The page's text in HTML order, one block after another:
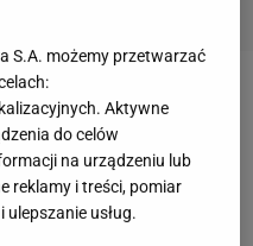
strzelców Serie
znaczącą postacią
meczem. Co z
S.A. możemy przetwarzać
Aktywne
do celów
na urządzeniu lub
reklamy i treści, pomiar
usług.